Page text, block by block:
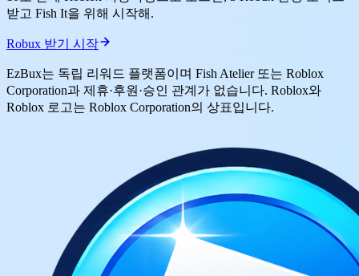
받고 Fish It을 위해 시작해.
Robux 받기 시작
EzBux는 독립 리워드 플랫폼이며 Fish Atelier 또는 Roblox
Corporation과 제휴·후원·승인 관계가 없습니다. Roblox와
Roblox 로고는 Roblox Corporation의 상표입니다.